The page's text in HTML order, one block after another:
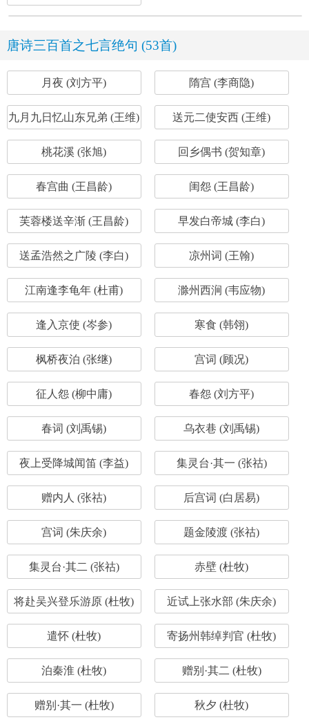
唐诗三百首之七言绝句 (53首)
月夜 (刘方平) 隋宫 (李商隐)
九月九日忆山东兄弟 (王维) 送元二使安西 (王维)
桃花溪 (张旭) 回乡偶书 (贺知章)
春宫曲 (王昌龄) 闺怨 (王昌龄)
芙蓉楼送辛渐 (王昌龄) 早发白帝城 (李白)
送孟浩然之广陵 (李白) 凉州词 (王翰)
江南逢李龟年 (杜甫) 滁州西涧 (韦应物)
逢入京使 (岑参) 寒食 (韩翎)
枫桥夜泊 (张继) 宫词 (顾况)
征人怨 (柳中庸) 春怨 (刘方平)
春词 (刘禹锡) 乌衣巷 (刘禹锡)
夜上受降城闻笛 (李益) 集灵台·其一 (张祜)
赠内人 (张祜) 后宫词 (白居易)
宫词 (朱庆余) 题金陵渡 (张祜)
集灵台·其二 (张祜) 赤壁 (杜牧)
将赴吴兴登乐游原 (杜牧) 近试上张水部 (朱庆余)
遣怀 (杜牧) 寄扬州韩绰判官 (杜牧)
泊秦淮 (杜牧) 赠别·其二 (杜牧)
赠别·其一 (杜牧) 秋夕 (杜牧)